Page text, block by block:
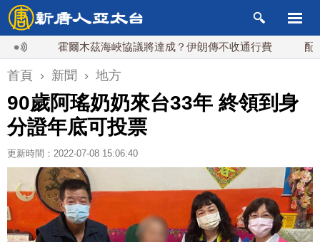
霍爾木茲海峽協議將達成？伊朗傳不收通行費 配合漢光
首頁 › 新聞 › 地方
90歲阿瑤奶奶來台33年 終領到身
分證年底可投票
更新時間：2022-07-08 15:06:40